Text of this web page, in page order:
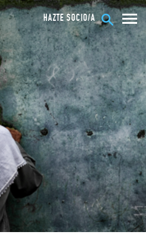
HAZTE SOCIO/A